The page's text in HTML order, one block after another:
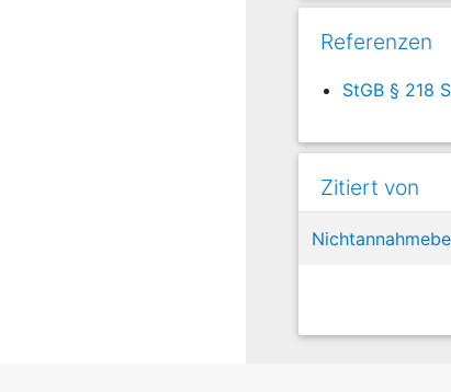
Referenzen
StGB § 218
Zitiert von